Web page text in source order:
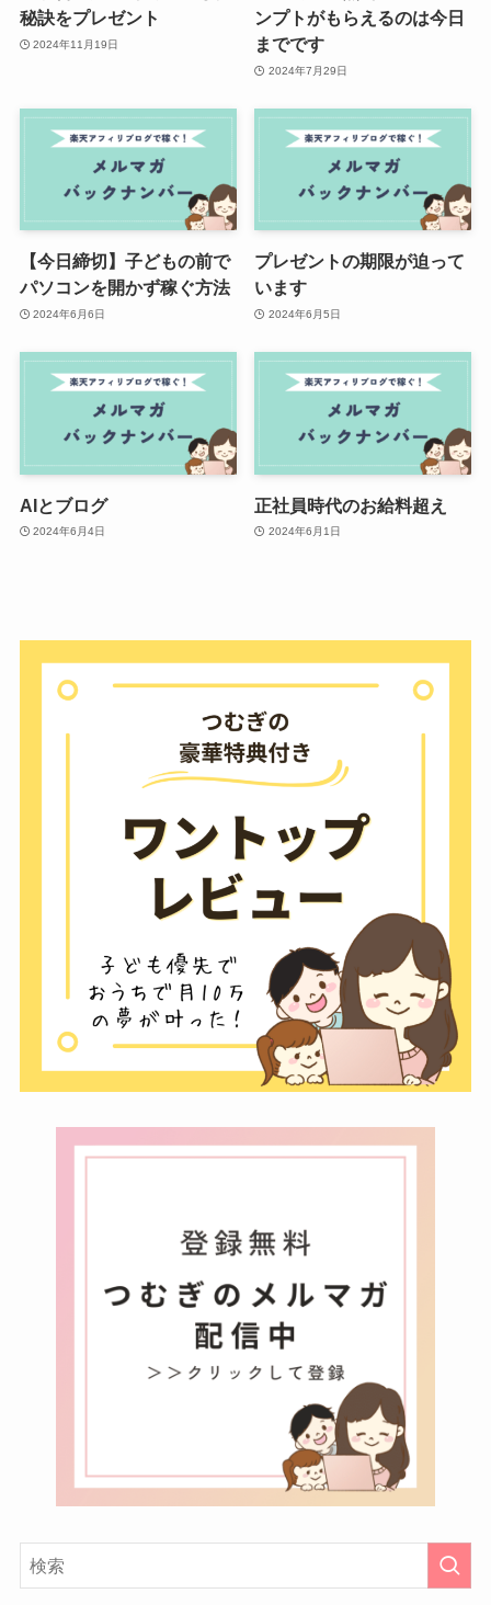
秘訣をプレゼント
2024年11月19日
ンプトがもらえるのは今日
までです
2024年7月29日
【今日締切】子どもの前で
パソコンを開かず稼ぐ方法
2024年6月6日
プレゼントの期限が迫って
います
2024年6月5日
AIとブログ
2024年6月4日
正社員時代のお給料超え
2024年6月1日